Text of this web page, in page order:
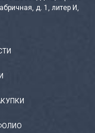
д. 1, литер И,